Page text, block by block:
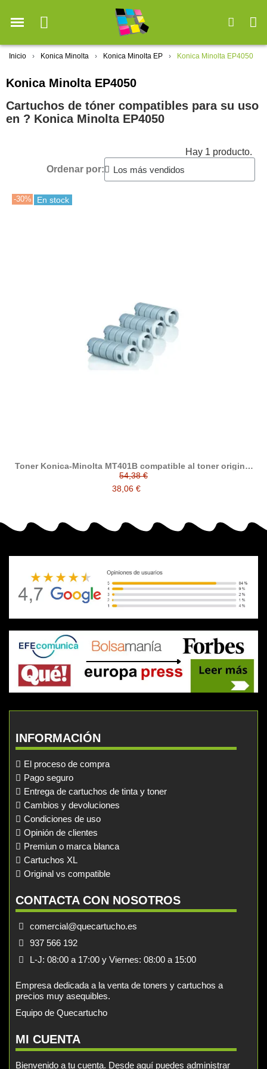
Inicio Konica Minolta Konica Minolta EP Konica Minolta EP4050
Konica Minolta EP4050
Cartuchos de tóner compatibles para su uso
en ?️ Konica Minolta EP4050
Hay 1 producto.
Ordenar por:
-30% En stock
Toner Konica-Minolta MT401B compatible al toner original
MT-401B ( 8932-6040 )
54,38 €
38,06 €
INFORMACIÓN
El proceso de compra
Pago seguro
Entrega de cartuchos de tinta y toner
Cambios y devoluciones
Condiciones de uso
Opinión de clientes
Premiun o marca blanca
Cartuchos XL
Original vs compatible
CONTACTA CON NOSOTROS
comercial@quecartucho.es
937 566 192
L-J: 08:00 a 17:00 y Viernes: 08:00 a 15:00
Empresa dedicada a la venta de toners y cartuchos a
precios muy asequibles.
Equipo de Quecartucho
MI CUENTA
Bienvenido a tu cuenta. Desde aquí puedes administrar